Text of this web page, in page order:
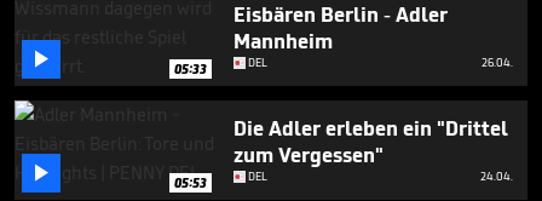
 05:33
Eisbären Berlin - Adler
Mannheim
DEL 26.04.
 05:53
Die Adler erleben ein "Drittel
zum Vergessen"
DEL 24.04.